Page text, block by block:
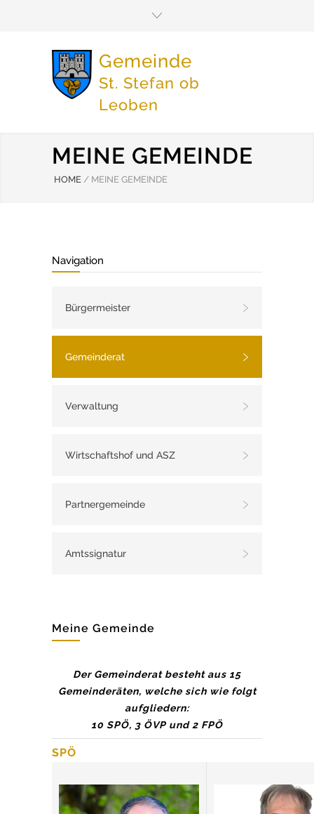
Gemeinde
St. Stefan ob
Leoben
MEINE GEMEINDE
HOME / MEINE GEMEINDE
Navigation
Bürgermeister
Gemeinderat
Verwaltung
Wirtschaftshof und ASZ
Partnergemeinde
Amtssignatur
Meine Gemeinde
Der Gemeinderat besteht aus 15
Gemeinderäten, welche sich wie folgt
aufgliedern:
10 SPÖ, 3 ÖVP und 2 FPÖ
SPÖ